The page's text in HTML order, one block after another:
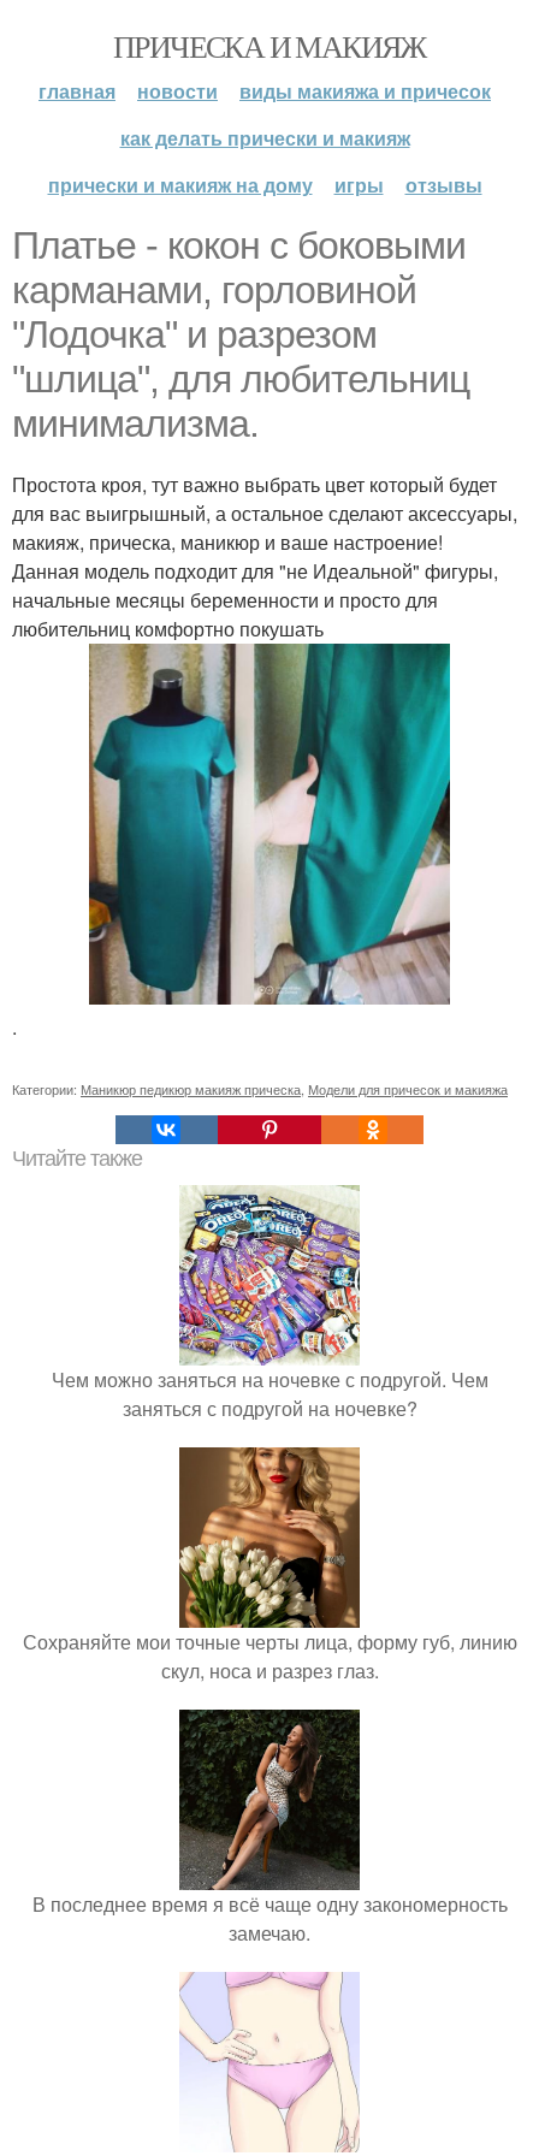
ПРИЧЕСКА И МАКИЯЖ
главная новости
виды макияжа и причесок
как делать прически и макияж
прически и макияж на дому
игры отзывы
Платье - кокон с боковыми
карманами, горловиной
"Лодочка" и разрезом
"шлица", для любительниц
минимализма.
Простота кроя, тут важно выбрать цвет который будет
для вас выигрышный, а остальное сделают аксессуары,
макияж, прическа, маникюр и ваше настроение!
Данная модель подходит для "не Идеальной" фигуры,
начальные месяцы беременности и просто для
любительниц комфортно покушать
.
Категории: Маникюр педикюр макияж прическа Модели для причесок и макияжа
Читайте также
Чем можно заняться на ночевке с подругой. Чем
заняться с подругой на ночевке?
Сохраняйте мои точные черты лица, форму губ, линию
скул, носа и разрез глаз.
В последнее время я всё чаще одну закономерность
замечаю.